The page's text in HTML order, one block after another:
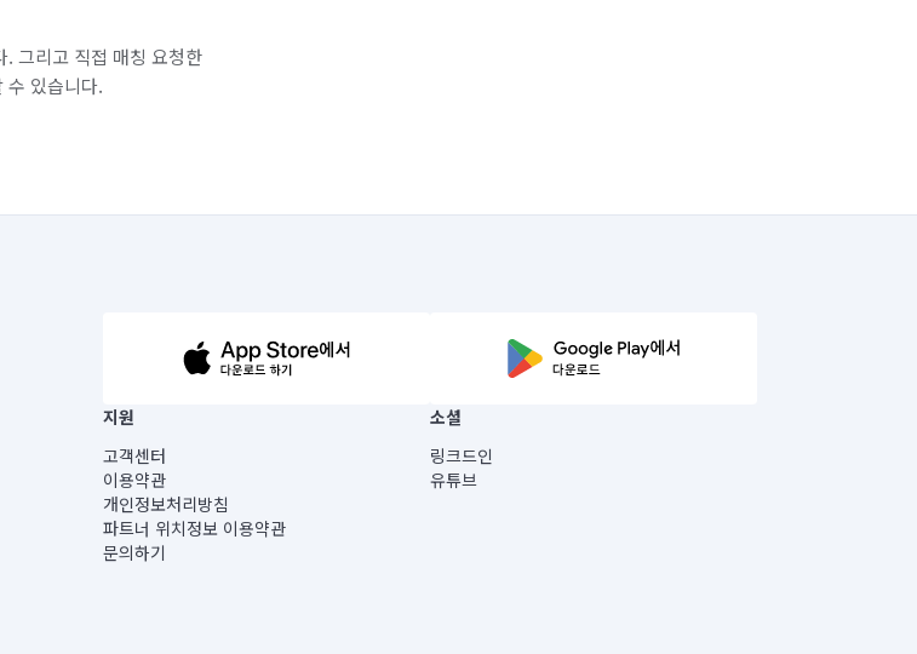
. 그리고 직접 매칭 요청한
수 있습니다.
지원
고객센터
이용약관
개인정보처리방침
파트너 위치정보 이용약관
문의하기
소셜
링크드인
유튜브